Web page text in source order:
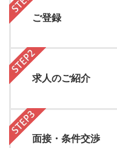
ご登録
求人のご紹介
面接・条件交渉